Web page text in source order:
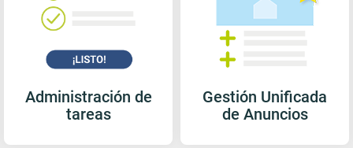
Administración de
tareas
Gestión Unificada
de Anuncios